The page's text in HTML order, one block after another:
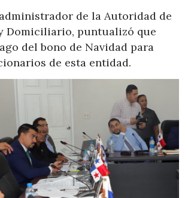
de la Autoridad de
Domiciliario, puntualizó que
del bono de Navidad para
de esta entidad.